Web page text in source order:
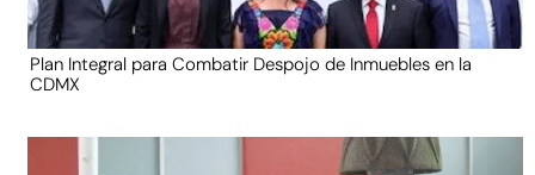
Plan Integral para Combatir Despojo de Inmuebles en la
CDMX